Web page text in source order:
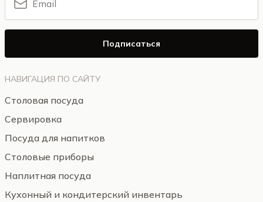
НАВИГАЦИЯ ПО САЙТУ
Столовая посуда
Сервировка
Посуда для напитков
Столовые приборы
Наплитная посуда
Кухонный и кондитерский инвентарь
Подписаться